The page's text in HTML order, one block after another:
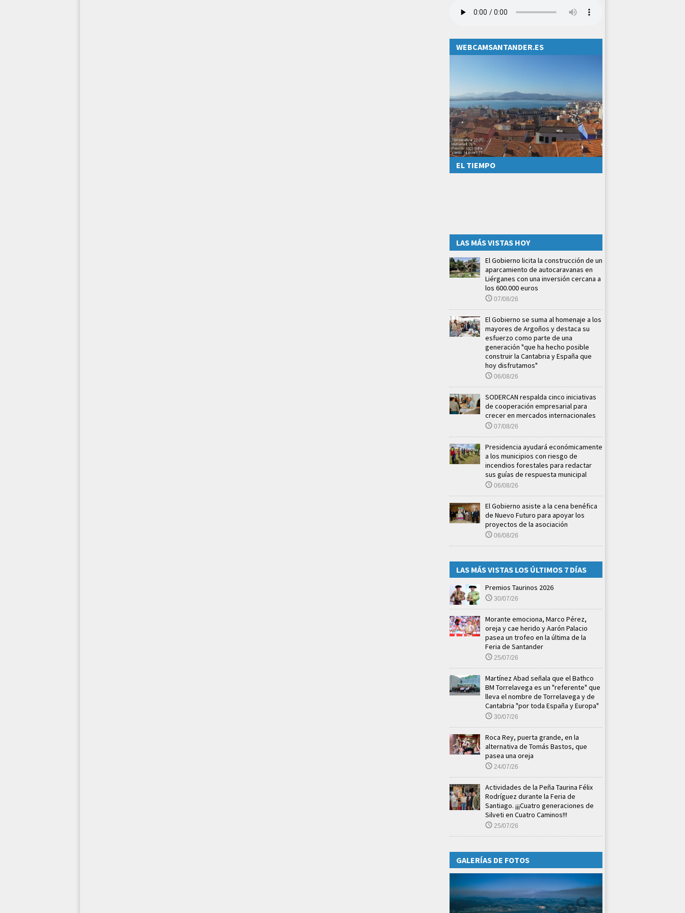
WEBCAMSANTANDER.ES
EL TIEMPO
LAS MÁS VISTAS HOY
El Gobierno licita la construcción de un
aparcamiento de autocaravanas en
Liérganes con una inversión cercana a
los 600.000 euros
07/08/26
El Gobierno se suma al homenaje a los
mayores de Argoños y destaca su
esfuerzo como parte de una
generación "que ha hecho posible
construir la Cantabria y España que
hoy disfrutamos"
06/08/26
SODERCAN respalda cinco iniciativas
de cooperación empresarial para
crecer en mercados internacionales
07/08/26
Presidencia ayudará económicamente
a los municipios con riesgo de
incendios forestales para redactar
sus guías de respuesta municipal
06/08/26
El Gobierno asiste a la cena benéfica
de Nuevo Futuro para apoyar los
proyectos de la asociación
06/08/26
LAS MÁS VISTAS LOS ÚLTIMOS 7 DÍAS
Premios Taurinos 2026
30/07/26
Morante emociona, Marco Pérez,
oreja y cae herido y Aarón Palacio
pasea un trofeo en la última de la
Feria de Santander
25/07/26
Martínez Abad señala que el Bathco
BM Torrelavega es un "referente" que
lleva el nombre de Torrelavega y de
Cantabria "por toda España y Europa"
30/07/26
Roca Rey, puerta grande, en la
alternativa de Tomás Bastos, que
pasea una oreja
24/07/26
Actividades de la Peña Taurina Félix
Rodríguez durante la Feria de
Santiago. ¡¡¡Cuatro generaciones de
Silveti en Cuatro Caminos!!!
25/07/26
GALERÍAS DE FOTOS